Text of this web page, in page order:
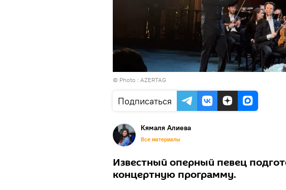
© Photo : AZERTAG
Подписаться
Кямаля Алиева
Все материалы
Известный оперный певец
концертную программу.